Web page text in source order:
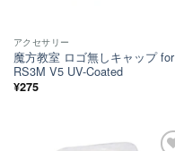
アクセサリー
魔方教室 ロゴ無しキャップ for
RS3M V5 UV-Coated
¥275